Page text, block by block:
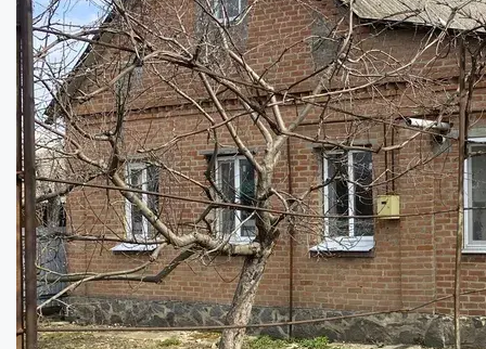
Будинок на березі Свободи,с.Ковалівка...
Кімнат:
2
Площа:
37кв.м.
Купити
18000 $